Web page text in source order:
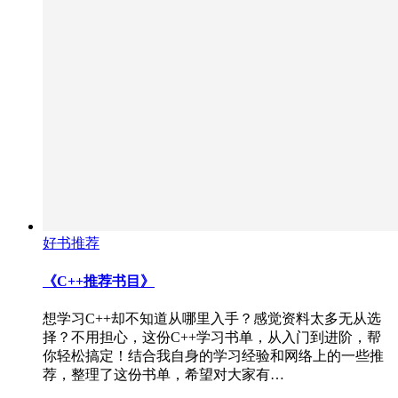
好书推荐
《C++推荐书目》
想学习C++却不知道从哪里入手？感觉资料太多无从选
择？不用担心，这份C++学习书单，从入门到进阶，帮
你轻松搞定！结合我自身的学习经验和网络上的一些推
荐，整理了这份书单，希望对大家有…